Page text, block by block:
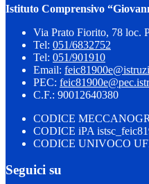
Istituto Comprensivo
Via Prato Fiorito, 78 loc.
Tel: 051/6832752
Tel: 051/901910
Email:
PEC:
C.F.: 90012640380
CODICE
CODICE iPA
CODICE UNIVOCO
Seguici su